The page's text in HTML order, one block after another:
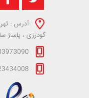
آدرس :
گودرزی ، پاساژ